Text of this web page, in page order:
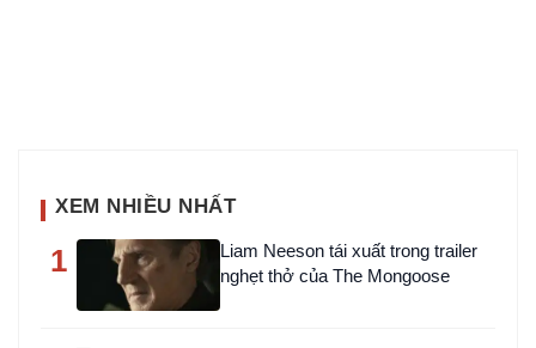
XEM NHIỀU NHẤT
1
Liam Neeson tái xuất trong trailer
nghẹt thở của The Mongoose